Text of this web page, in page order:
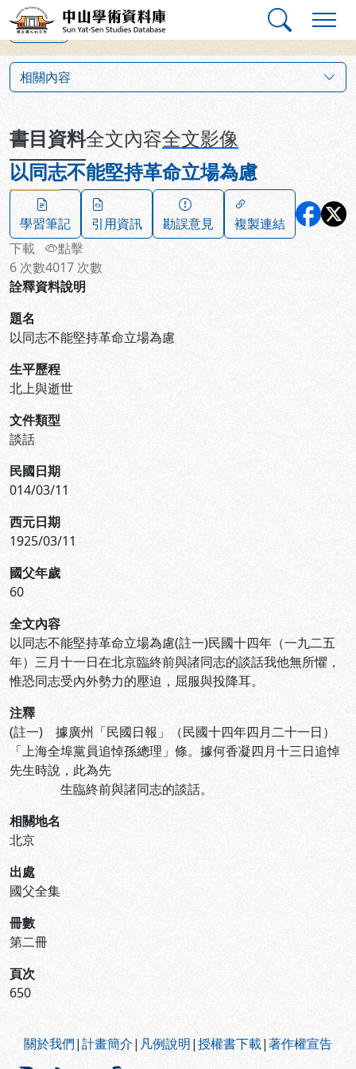
跳到主要內容
中山學術資料庫
上一筆
相關內容
書目資料全文內容全文影像
以同志不能堅持革命立場為慮
學習筆記 引用資訊 勘誤意見
複製連結
下載
6 次數
點擊
4017 次數
詮釋資料說明
題名
以同志不能堅持革命立場為慮
生平歷程
北上與逝世
文件類型
談話
民國日期
014/03/11
西元日期
1925/03/11
國父年歲
60
全文內容
以同志不能堅持革命立場為慮(註一)民國十四年（一九二五
年）三月十一日在北京臨終前與諸同志的談話我他無所懼，
惟恐同志受內外勢力的壓迫，屈服與投降耳。
注釋
(註一) 據廣州「民國日報」（民國十四年四月二十一日）
「上海全埠黨員追悼孫總理」條。據何香凝四月十三日追悼
先生時說，此為先
生臨終前與諸同志的談話。
相關地名
北京
出處
國父全集
冊數
第二冊
頁次
650
關於我們|計畫簡介| 凡例說明|授權書下載|著作權宣告